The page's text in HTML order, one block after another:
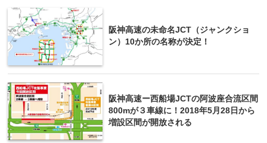
阪神高速の未命名JCT（ジャンクショ
ン）10か所の名称が決定！
阪神高速ー西船場JCTの阿波座合流区間
800mが３車線に！2018年5月28日から
増設区間が開放される